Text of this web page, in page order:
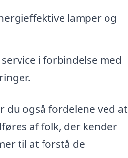
lamper og
i forbindelse med
du også fordelene ved at
af folk, der kender
til at forstå de